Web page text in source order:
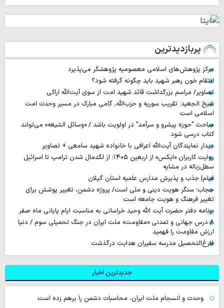
پربازدیدترین
مرکز پژوهش‌های اسلامی معصومیه پژوهشگر می‌پذیرد
انتقام خون رهبر شهید باید چگونه گرفته شود؟
تصاویر/ مراسم بزرگداشت قائد شهید امت از سوی آیت‌الله اراکی
شیخ الجعید: تقریب سوریه و حزب‌الله، گامی مبارک در مسیر وحدت امت
اسلامی است
مباحث "حوزه پیشرو و سرآمد" در اولویت باشد / «وسائل الشیعه» می‌تواند
کتاب درسی شود
دیدار نمایندگان آیت‌الله اعرافی با خانواده شهید سامعی + تصاویر
روایت‌ کاربران «ایکس» از اربعین ۱۴۰۵؛ از لگدمال شدن ترامپ تا اسرائیل
سطل‌زباله‌ در مشایه
فیلم| جذب و پذیرش مدارس علمیه استان گیلان
حجاب؛ سنگر هویت دینی و ملی است/ پروژه دشمن، تغییر پوشش برای
تغییر فرهنگ و هویت جامعه است
برنامه دفتر حضرت آیت الله وحید خراسانی به مناسبت ایام پایانی ماه صفر
۸ درس جهانی و تمدنی «مقاومت» ملت ایران در جنگ تحمیلی سوم / دنیا
ارزش مقاومت را فهمید
فارغ‌التحصیل مدرسه سفیران هدایت درگذشت
جدیدترین اخبار
وحدت و انسجام ملت ایران، محاسبات دشمن را برهم زده است